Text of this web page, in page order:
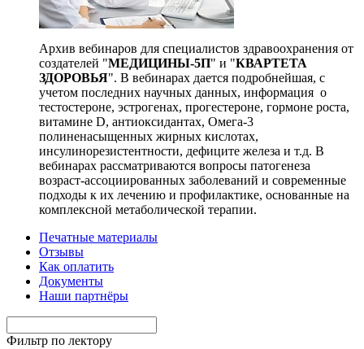
Архив вебинаров для специалистов здравоохранения от
создателей "МЕДИЦИНЫ-5П" и "КВАРТЕТА
ЗДОРОВЬЯ". В вебинарах дается подробнейшая, с
учетом последних научных данных, информация о
тестостероне, эстрогенах, прогестероне, гормоне роста,
витамине D, антиоксидантах, Омега-3
полиненасыщенных жирных кислотах,
инсулинорезистентности, дефиците железа и т.д. В
вебинарах рассматриваются вопросы патогенеза
возраст-ассоциированных заболеваний и современные
подходы к их лечению и профилактике, основанные на
комплексной метаболической терапии.
Печатные материалы
Отзывы
Как оплатить
Документы
Наши партнёры
Фильтр по лектору